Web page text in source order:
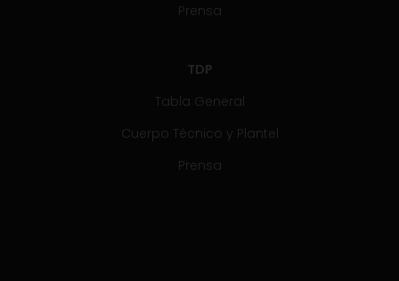
Prensa
TDP
Tabla General
Cuerpo Técnico y Plantel
Prensa